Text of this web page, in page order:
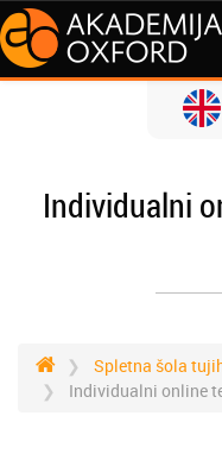
Individualni
Spletna šola
Individualni online